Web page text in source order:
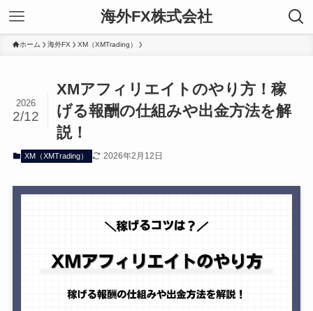
海外FX株式会社
ホーム 海外FX XM（XMTrading）
XMアフィリエイトのやり方！稼
げる報酬の仕組みや出金方法を解
説！
2026
2/12
XM（XMTrading） 2026年2月12日